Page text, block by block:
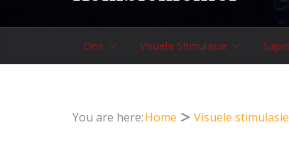
Ons Visuele Stimulasie
You are here:Home Visuele stimulasie